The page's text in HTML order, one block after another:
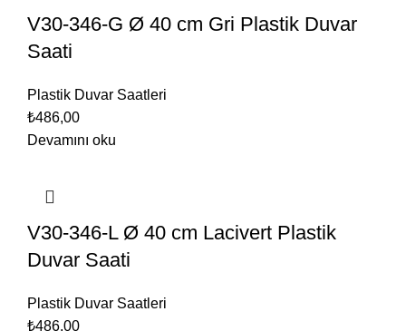
V30-346-G Ø 40 cm Gri Plastik Duvar
Saati
Plastik Duvar Saatleri
₺486,00
Devamını oku
V30-346-L Ø 40 cm Lacivert Plastik
Duvar Saati
Plastik Duvar Saatleri
₺486,00